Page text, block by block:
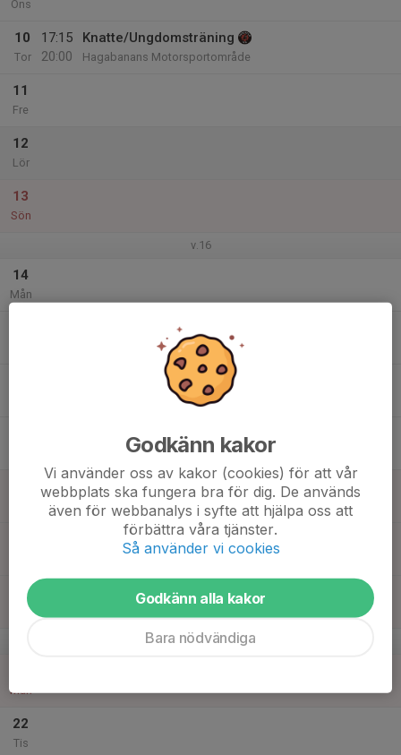
Ons
10
Tor
17:15
20:00
Knatte/Ungdomsträning
Hagabanans Motorsportområde
11
Fre
12
Lör
13
Sön
v.16
14
Mån
20
Sön
v.17
Mån
22
Tis
Godkänn kakor
Vi använder oss av kakor (cookies) för att vår
webbplats ska fungera bra för dig. De används
även för webbanalys i syfte att hjälpa oss att
förbättra våra tjänster.
Så använder vi cookies
Godkänn alla kakor
Bara nödvändiga